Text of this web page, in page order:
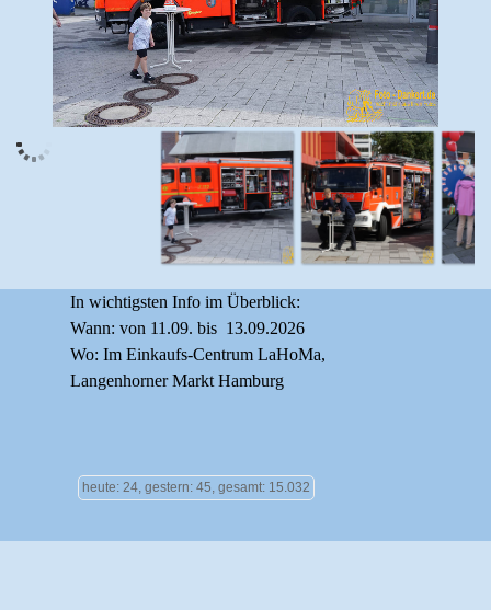
heute: 24, gestern: 45, gesamt: 15.032
In wichtigsten Info im Überblick:
Wann: von 11.09. bis 13.09.2026
Wo: Im Einkaufs-Centrum LaHoMa,
Langenhorner Markt Hamburg